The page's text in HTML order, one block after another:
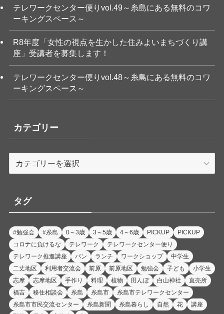
テレワークセンター便りvol.49～糸島にある無料のコワ
ーキングスペース～
R8年度「女性の視点を生かした住みよいまちづくり講
座」受講者を募集します！
テレワークセンター便りvol.48～糸島にある無料のコワ
ーキングスペース～
カテゴリー
ー
タグ
#勉強会 #糸島 0～3歳 3～5歳 4～6歳 PICKUP
PICKUP
コロナに負けるな
テレワーク
テレワークセンター便り
テレワーク推進講座
パン ランチ ワークショップ
中学生
二丈地区
利用者交流会 前原 前原地区 勉強会 子ども
小学生
志摩
志摩地区 手作り 料理 植物 田んぼ 白山神社
直売所
福吉
移住相談会 糸島 糸島市
糸島市テレワークセンター
糸島市市民交流センター
糸島新聞 糸島暮らし 自然 花
講座